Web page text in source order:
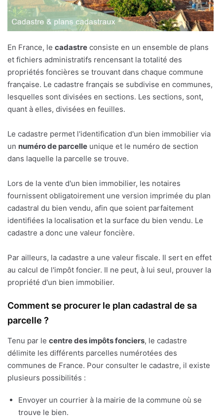
En France, le cadastre consiste en un ensemble de plans
et fichiers administratifs rencensant la totalité des
propriétés foncières se trouvant dans chaque commune
française. Le cadastre français se subdivise en communes,
lesquelles sont divisées en sections. Les sections, sont,
quant à elles, divisées en feuilles.
Le cadastre permet l'identification d'un bien immobilier via
un numéro de parcelle unique et le numéro de section
dans laquelle la parcelle se trouve.
Lors de la vente d'un bien immobilier, les notaires
fournissent obligatoirement une version imprimée du plan
cadastral du bien vendu, afin que soient parfaitement
identifiées la localisation et la surface du bien vendu. Le
cadastre a donc une valeur foncière.
Par ailleurs, la cadastre a une valeur fiscale. Il sert en effet
au calcul de l'impôt foncier. Il ne peut, à lui seul, prouver la
propriété d'un bien immobilier.
Comment se procurer le plan cadastral de sa
parcelle ?
Tenu par le centre des impôts fonciers, le cadastre
délimite les différents parcelles numérotées des
communes de France. Pour consulter le cadastre, il existe
plusieurs possibilités :
Envoyer un courrier à la mairie de la commune où se
trouve le bien.